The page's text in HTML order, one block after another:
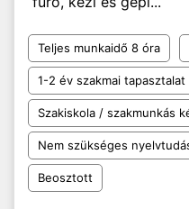
Teljes munkaidő 8 óra
1-2 év szakmai tapasztalat
Szakiskola / szakmunkás
Nem szükséges
Beosztott